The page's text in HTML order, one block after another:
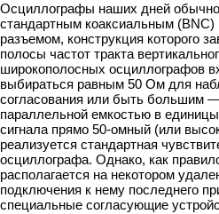
Осциллографы наших дней
стандартным коаксиальным
разъемом, конструкция которого
полосы частот тракта
широкополосных осциллографов
выбираться равным 50 Ом для
согласования или быть большим
параллельной емкостью в
сигнала прямо 50-омный (или
реализуется стандартная
осциллографа. Однако, как
располагается на некотором
подключения к нему последнего
специальные согласующие